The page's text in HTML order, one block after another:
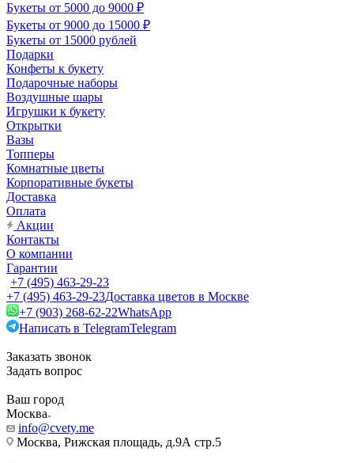
Букеты от 5000 до 9000 ₽
Букеты от 9000 до 15000 ₽
Букеты от 15000 рублей
Подарки
Конфеты к букету
Подарочные наборы
Воздушные шары
Игрушки к букету
Открытки
Вазы
Топперы
Комнатные цветы
Корпоративные букеты
Доставка
Оплата
Акции
Контакты
О компании
Гарантии
+7 (495) 463-29-23
+7 (495) 463-29-23Доставка цветов в Москве
+7 (903) 268-62-22WhatsApp
Написать в TelegramTelegram
Заказать звонок
Задать вопрос
Ваш город
Москва
info@cvety.me
Москва, Рижская площадь, д.9А стр.5